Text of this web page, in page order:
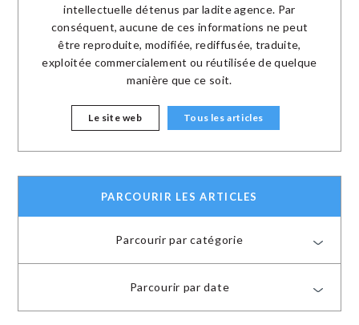
intellectuelle détenus par ladite agence. Par
conséquent, aucune de ces informations ne peut
être reproduite, modifiée, rediffusée, traduite,
exploitée commercialement ou réutilisée de quelque
manière que ce soit.
Le site web Tous les articles
PARCOURIR LES ARTICLES
Parcourir par catégorie
Parcourir par date